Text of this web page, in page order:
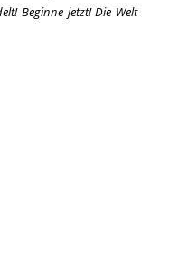
Beginne jetzt!Die Welt